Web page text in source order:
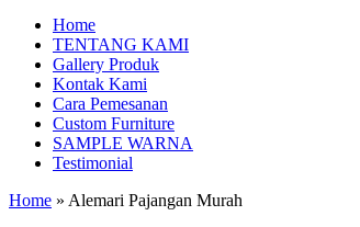
Home
TENTANG KAMI
Gallery Produk
Kontak Kami
Cara Pemesanan
Custom Furniture
SAMPLE WARNA
Testimonial
Home » Alemari Pajangan Murah